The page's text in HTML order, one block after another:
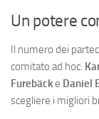
Un potere
Il numero dei
comitato ad hoc:
Furebäcke Daniel
scegliere i migliori